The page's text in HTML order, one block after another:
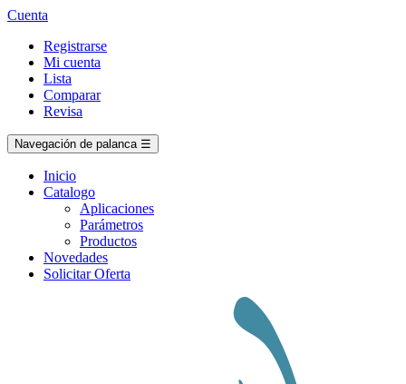
Cuenta
Registrarse
Mi cuenta
Lista
Comparar
Revisa
Navegación de palanca ☰
Inicio
Catalogo
Aplicaciones
Parámetros
Productos
Novedades
Solicitar Oferta